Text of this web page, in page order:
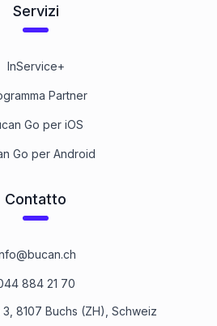
Servizi
InService+
Partner
Go per iOS
Go per Android
Contatto
884 21 70
8107 Buchs (ZH), Schweiz